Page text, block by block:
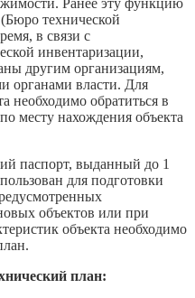
Ранее эту функцию
технической
в связи с
инвентаризации,
другим организациям,
органами власти. Для
необходимо обратиться в
месту нахождения объекта
паспорт, выданный до 1
для подготовки
объектов или при
объекта необходимо
план: